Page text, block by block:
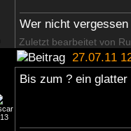
Wer nicht
Zuletzt bearbeitet von
27.07.11
Bis zum ? ein